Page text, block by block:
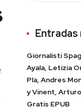
Giornalisti
Ayala, Letizia
Pla, Andres
y Vinent,
Gratis EPUB